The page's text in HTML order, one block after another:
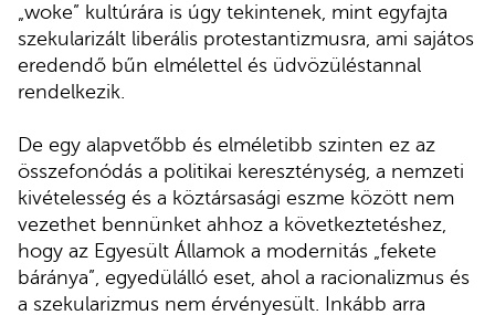
„woke” kultúrára is úgy tekintenek, mint egyfajta
szekularizált liberális protestantizmusra, ami sajátos
eredendő bűn elmélettel és üdvözüléstannal
rendelkezik.
De egy alapvetőbb és elméletibb szinten ez az
összefonódás a politikai kereszténység, a nemzeti
kivételesség és a köztársasági eszme között nem
vezethet bennünket ahhoz a következtetéshez,
hogy az Egyesült Államok a modernitás „fekete
báránya”, egyedülálló eset, ahol a racionalizmus és
a szekularizmus nem érvényesült. Inkább arra